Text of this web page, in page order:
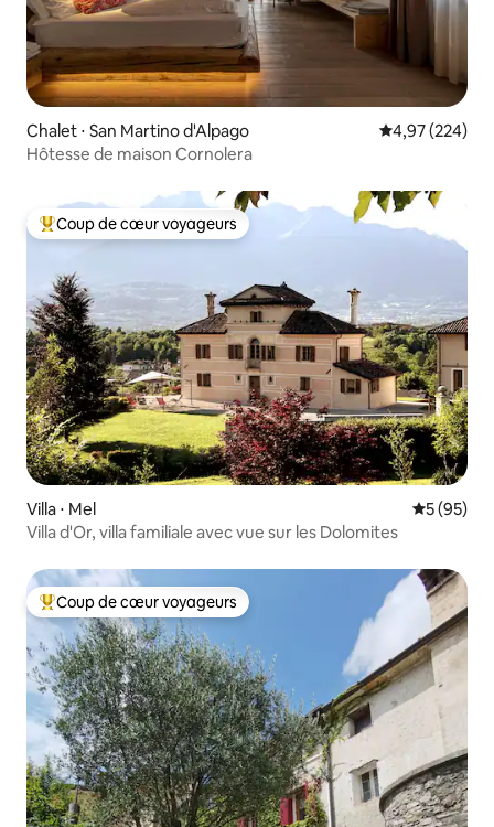
Chalet ⋅ San Martino d'Alpago Évaluation
4,97 (224)
Hôtesse de maison Cornolera
Coups de cœur voyageurs les plus appréciés
Coup de cœur voyageurs
Villa ⋅ Mel
5 (95)
Villa d'Or, villa familiale avec vue sur les Dolomites
Coups de cœur voyageurs les plus appréciés
Coup de cœur voyageurs